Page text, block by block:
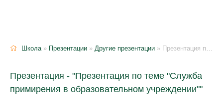
Школа» Презентации » Другие презентации » Презентация по теме "Служба примирения в образовательном учреждении"
Презентация - "Презентация по теме "Служба
примирения в образовательном учреждении""